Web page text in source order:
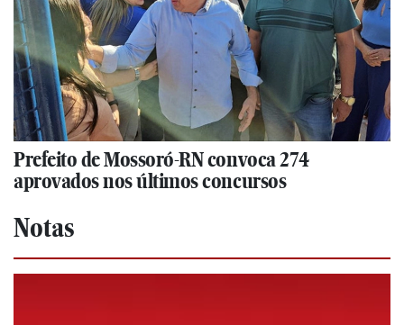
Prefeito de Mossoró-RN convoca 274
aprovados nos últimos concursos
Notas